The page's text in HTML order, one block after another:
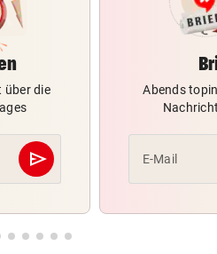
über die
send
Abschicken
Abends
E-Mail